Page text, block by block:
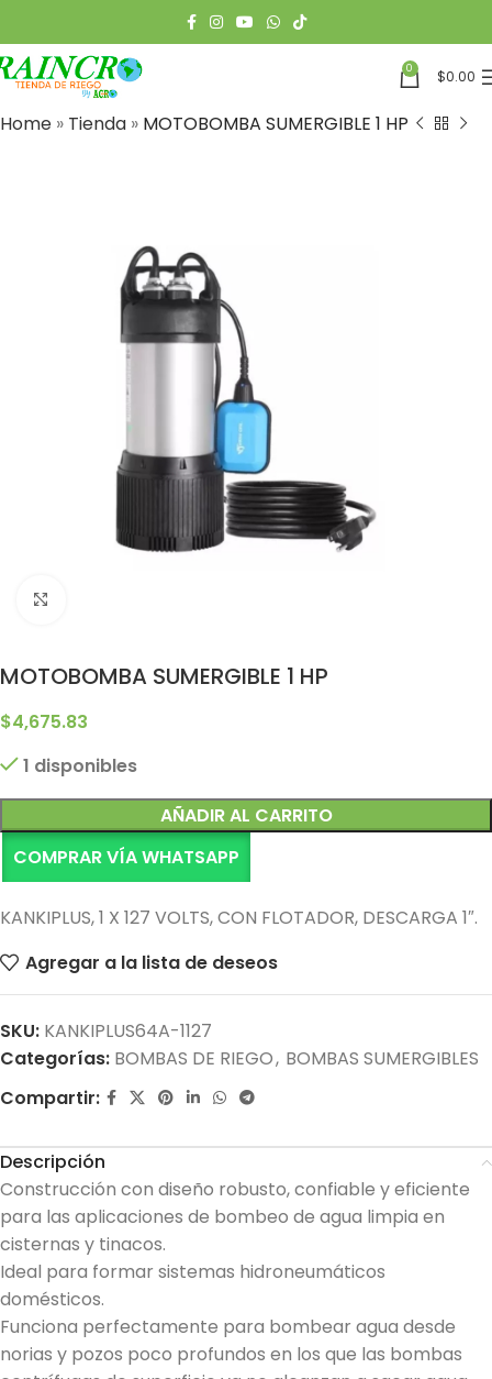
0 $0.00
Home » Tienda » MOTOBOMBA SUMERGIBLE 1 HP
MOTOBOMBA SUMERGIBLE 1 HP
$4,675.83
1 disponibles
AÑADIR AL CARRITO
COMPRAR VÍA WHATSAPP
KANKIPLUS, 1 X 127 VOLTS, CON FLOTADOR, DESCARGA 1″.
Agregar a la lista de deseos
SKU: KANKIPLUS64A-1127
Categorías: BOMBAS DE RIEGO, BOMBAS SUMERGIBLES
Compartir:
Descripción
Construcción con diseño robusto, confiable y eficiente
para las aplicaciones de bombeo de agua limpia en
cisternas y tinacos.
Ideal para formar sistemas hidroneumáticos
domésticos.
Funciona perfectamente para bombear agua desde
norias y pozos poco profundos en los que las bombas